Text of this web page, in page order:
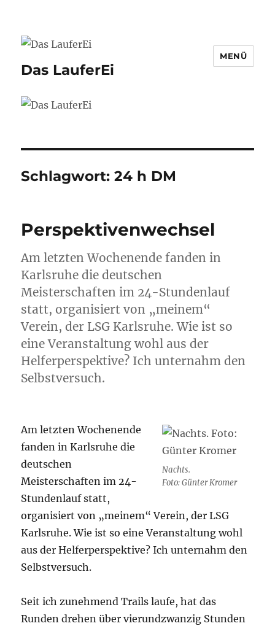
Das LauferEi
MENÜ
Schlagwort:24 h DM
Perspektivenwechsel
Am letzten Wochenende fanden in
Karlsruhe die deutschen
Meisterschaften im 24-Stundenlauf
statt, organisiert von „meinem“
Verein, der LSG Karlsruhe. Wie ist so
eine Veranstaltung wohl aus der
Helferperspektive? Ich unternahm den
Selbstversuch.
Nachts.
Foto: Günter Kromer
Am letzten Wochenende
fanden in Karlsruhe die
deutschen
Meisterschaften im 24-
Stundenlauf statt,
organisiert von „meinem“ Verein, der LSG
Karlsruhe. Wie ist so eine Veranstaltung wohl
aus der Helferperspektive? Ich unternahm den
Selbstversuch.
Seit ich zunehmend Trails laufe, hat das
Runden drehen über vierundzwanzig Stunden